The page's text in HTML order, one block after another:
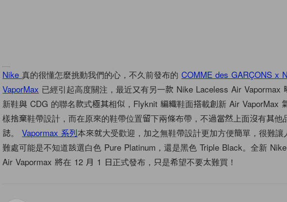
Nike真的很懂怎麼挑動我們的心，不久前發布的COMME des GARÇONS x
VaporMax 已經引起高度關注，最近又有另一款 Nike Laceless Air Vapormax
新鞋與 CDG 的聯名款式極其相似，Flyknit 編織鞋面搭載創新 Air VaporMax
樣捨棄鞋帶設計，而在原來的鞋帶位置留下兩條布帶，不過當然上面沒有其他
誌。Vapormax 系列本來就大受歡迎，加之無鞋帶設計更加方便簡單，很難讓
難處可能是不知道該選白色 Pure Platinum，還是黑色 Triple Black。全新
Air Vapormax 將在 12 月 1 日正式發布，只是希望不要太難買！